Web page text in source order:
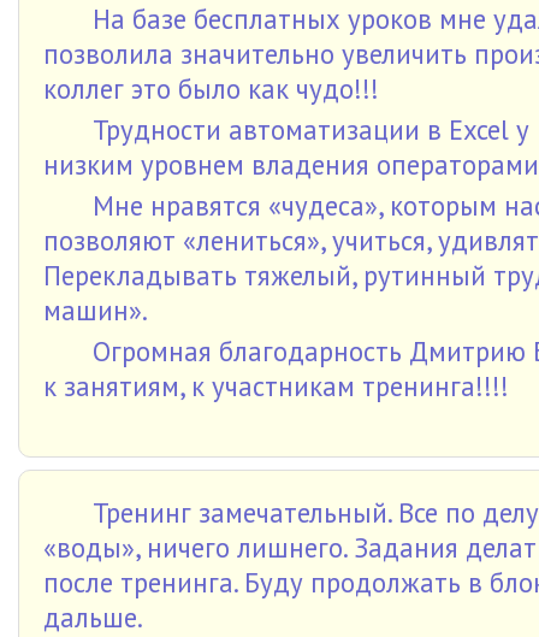
На базе бесплатных уроков мне
позволила значительно увеличить
коллег это было как чудо!!!
Трудности автоматизации в Excel
низким уровнем владения
Мне нравятся «чудеса», которым
позволяют «лениться», учиться,
Перекладывать тяжелый, рутинный
машин».
Огромная благодарность Дмитрию
к занятиям, к участникам тренинга!!!!
Тренинг замечательный. Все по
«воды», ничего лишнего. Задания
после тренинга. Буду продолжать в
дальше.